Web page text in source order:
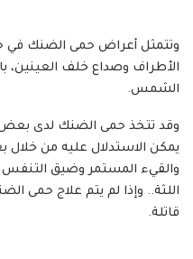
وتتمثل أعراض حمى الضنك في
الأطراف وصداع خلف العينين،
الشمس.
وقد تتخذ حمى الضنك لدى بعض
يمكن الاستدلال عليه من خلال
والقيء المستمر وضيق
اللثة.. وإذا لم يتم علاج حمى
قاتلة.